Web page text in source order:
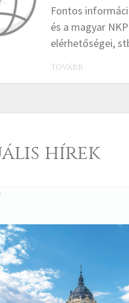
Fontos
és a magyar NKP
elérhetőségei,
Tovább
hírek